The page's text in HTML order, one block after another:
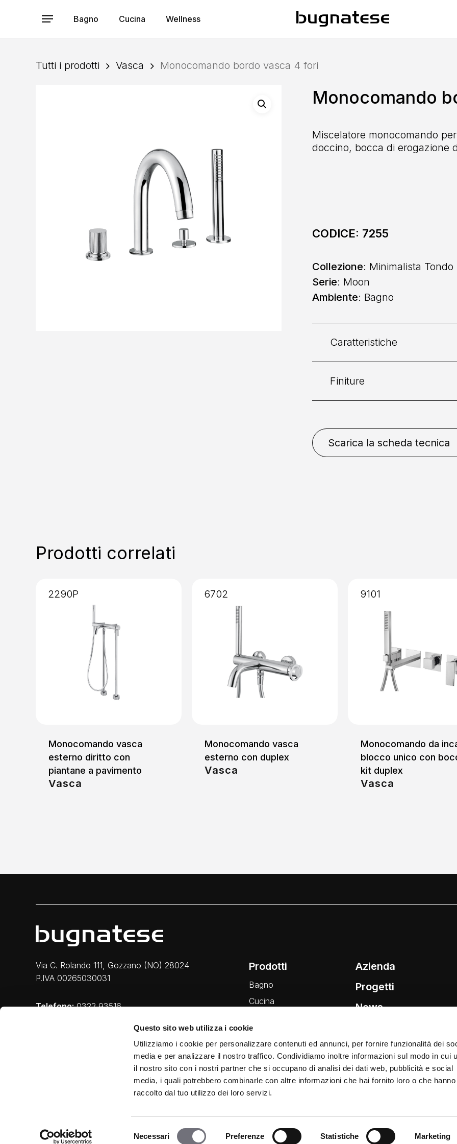
Questo sito web utilizza i cookie
Utilizziamo i cookie per personalizzare contenuti ed annunci, per fornire funzionalità dei
media e per analizzare il nostro traffico. Condividiamo inoltre informazioni sul modo in cui
il nostro sito con i nostri partner che si occupano di analisi dei dati web, pubblicità e social
media, i quali potrebbero combinarle con altre informazioni che hai fornito loro o che hanno
raccolto dal tuo utilizzo dei loro servizi.
Necessari Preferenze Statistiche Marketing
Menu Bagno Cucina Wellness
Tutti i prodotti Vasca Monocomando bordo vasca 4 fori
Monocomando
Miscelatore monocomando
doccino, bocca di erogazione
CODICE: 7255
Collezione: Minimalista Tondo
Serie: Moon
Ambiente: Bagno
Caratteristiche
Comando : Monocomando
Finiture
Bianco Opaco Cromo
Spazzolato
Oro
Scarica la scheda tecnica
Prodotti correlati
Monocomando vasca
esterno diritto con
piantane a pavimento
Vasca
2290P
Monocomando vasca
esterno con duplex
Vasca
6702
Monocomando da
blocco unico con
kit duplex
Vasca
9101
Via C. Rolando 111, Gozzano (NO) 28024
P.IVA 00265030031
Telefono:0322 93516
Prodotti
Bagno
Cucina
Finiture
Azienda
Progetti
News